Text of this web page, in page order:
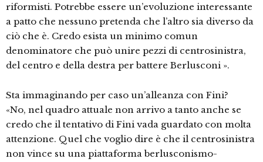
riformisti. Potrebbe essere un’evoluzione interessante
a patto che nessuno pretenda che l’altro sia diverso da
ciò che è. Credo esista un minimo comun
denominatore che può unire pezzi di centrosinistra,
del centro e della destra per battere Berlusconi ».
Sta immaginando per caso un’alleanza con Fini?
«No, nel quadro attuale non arrivo a tanto anche se
credo che il tentativo di Fini vada guardato con molta
attenzione. Quel che voglio dire è che il centrosinistra
non vince su una piattaforma berlusconismo-